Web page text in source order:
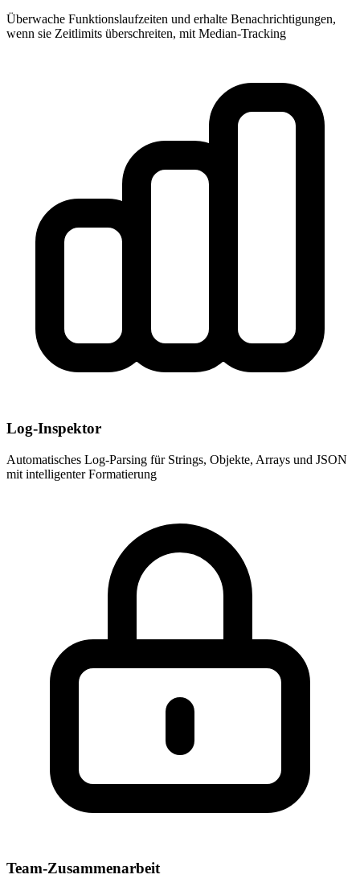
Überwache Funktionslaufzeiten und erhalte Benachrichtigungen,
wenn sie Zeitlimits überschreiten, mit Median-Tracking
Log-Inspektor
Automatisches Log-Parsing für Strings, Objekte, Arrays und JSON
mit intelligenter Formatierung
Team-Zusammenarbeit